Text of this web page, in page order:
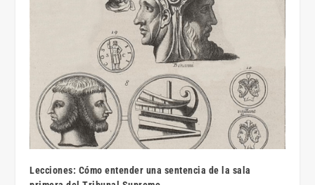
Lecciones: Cómo entender una sentencia de la sala